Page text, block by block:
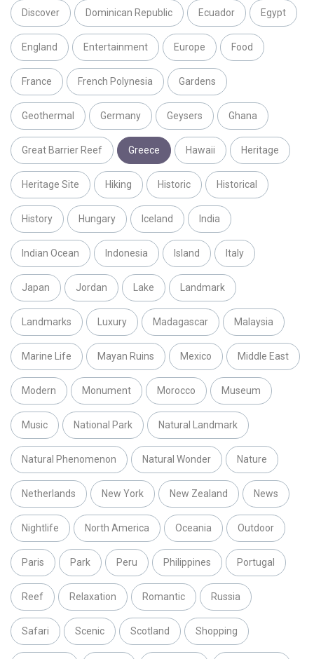
Discover Dominican Republic Ecuador Egypt
England Entertainment Europe Food
France French Polynesia Gardens
Geothermal Germany Geysers Ghana
Great Barrier Reef Greece Hawaii Heritage
Heritage Site Hiking Historic Historical
History Hungary Iceland India
Indian Ocean Indonesia Island Italy
Japan Jordan Lake Landmark
Landmarks Luxury Madagascar Malaysia
Marine Life Mayan Ruins Mexico Middle East
Modern Monument Morocco Museum
Music National Park Natural Landmark
Natural Phenomenon Natural Wonder Nature
Netherlands New York New Zealand News
Nightlife North America Oceania Outdoor
Paris Park Peru Philippines Portugal
Reef Relaxation Romantic Russia
Safari Scenic Scotland Shopping